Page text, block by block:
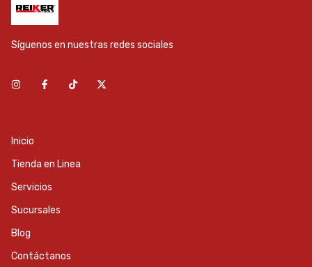
Síguenos en nuestras redes sociales
Inicio
Tienda en Linea
Servicios
Sucursales
Blog
Contáctanos